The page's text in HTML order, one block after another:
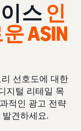
스 인
ASIN
선호도에 대한
지털 리테일 목
적인 광고 전략
견하세요.